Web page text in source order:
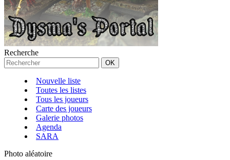
Recherche
Nouvelle liste
Toutes les listes
Tous les joueurs
Carte des joueurs
Galerie photos
Agenda
SARA
Photo aléatoire